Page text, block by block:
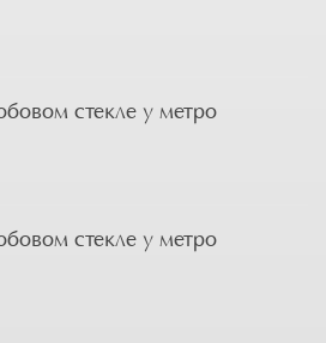
стекле у метро
стекле у метро